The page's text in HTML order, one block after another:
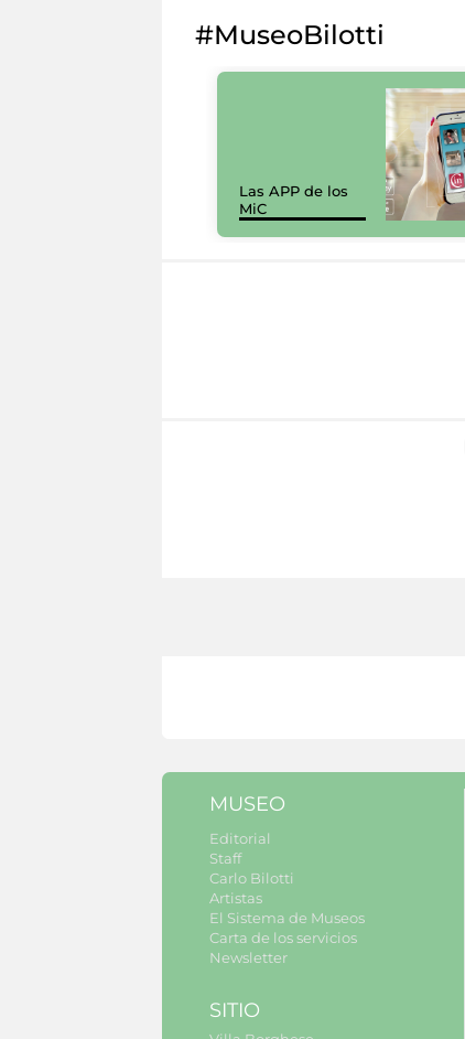
#MuseoBilotti
Las APP de los
MiC
MUSEO
Editorial
Staff
Carlo Bilotti
Artistas
El Sistema de Museos
Carta de los servicios
Newsletter
SITIO